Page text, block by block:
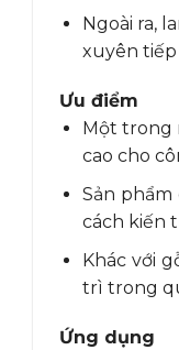
Ngoài ra,
xuyên
Ưu điểm
Một trong
cao cho
Sản
cách kiến
Khác với
trì trong
Ứng dụng